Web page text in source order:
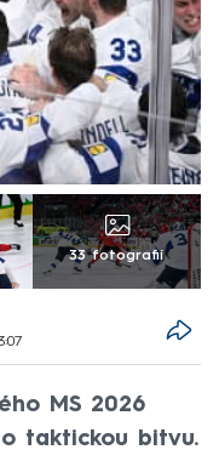
33 fotografií
MS 2026
taktickou bitvu.